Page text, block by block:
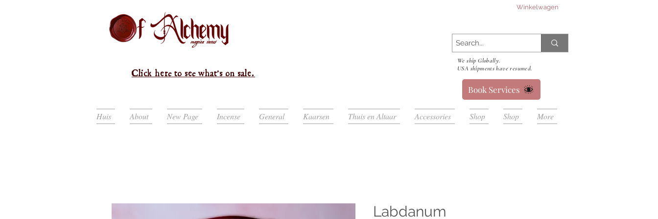
Click here to see what's on sale.
Winkelwagen
We ship Globally.
USA shipments have resumed.
Book Services
Huis About New Page Incense General Kaarsen Thuis en Altaar Accessories Shop Shop More
Labdanum